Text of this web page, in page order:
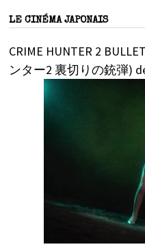
LE CINÉMA JAPONAIS
CRIME HUNTER 2
ンター2 裏切りの銃弾)